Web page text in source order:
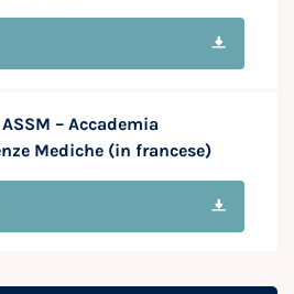
– Accademia
Mediche (in francese)